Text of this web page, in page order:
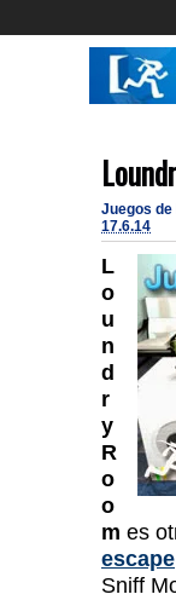
Juegos de
17.6.14
L
o
u
n
d
r
y
R
o
o
m es
escape
Sniff